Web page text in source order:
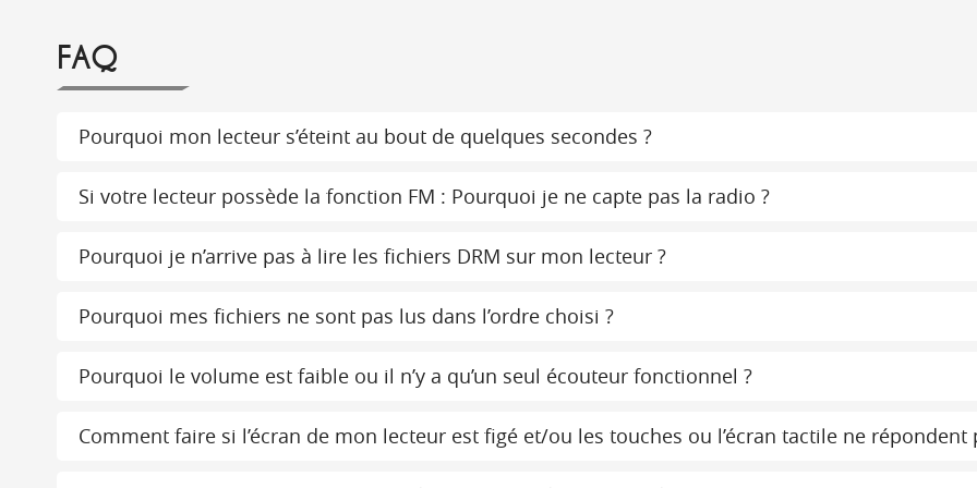
FAQ
Pourquoi mon lecteur s’éteint au bout de quelques secondes ?
Si votre lecteur possède la fonction FM : Pourquoi je ne capte pas la radio ?
Pourquoi je n’arrive pas à lire les fichiers DRM sur mon lecteur ?
Pourquoi mes fichiers ne sont pas lus dans l’ordre choisi ?
Pourquoi le volume est faible ou il n’y a qu’un seul écouteur fonctionnel ?
Comment faire si l’écran de mon lecteur est figé et/ou les touches ou l’écran tactile ne répondent